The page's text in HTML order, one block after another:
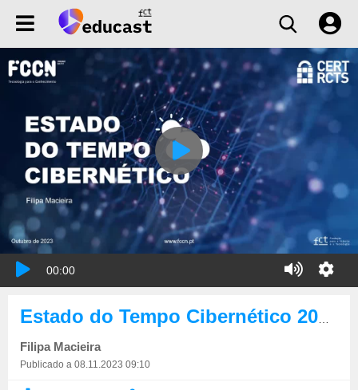
00:00
Filipa Macieira
Publicado a 08.11.2023 09:10